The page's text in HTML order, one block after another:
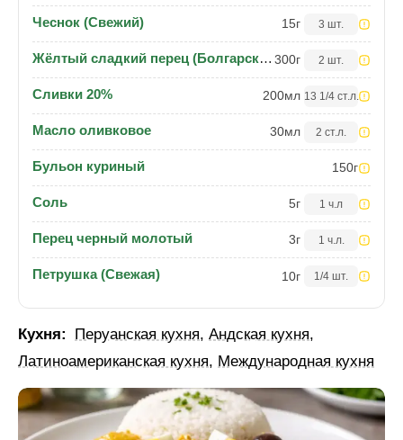
Чеснок (Свежий) 15г 3 шт.
Жёлтый сладкий перец (Болгарский) 300г 2 шт.
Сливки 20% 200мл 13 1/4 ст.л.
Масло оливковое 30мл 2 ст.л.
Бульон куриный 150г
Соль 5г 1 ч.л
Перец черный молотый 3г 1 ч.л.
Петрушка (Свежая) 10г 1/4 шт.
Кухня: Перуанская кухня, Андская кухня,
Латиноамериканская кухня, Международная кухня